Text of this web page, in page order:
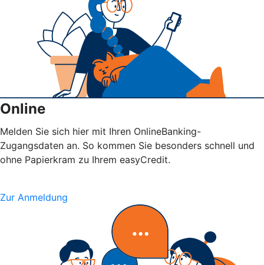
Online
Melden Sie sich hier mit Ihren OnlineBanking-
Zugangsdaten an. So kommen Sie besonders schnell und
ohne Papierkram zu Ihrem easyCredit.
Zur Anmeldung